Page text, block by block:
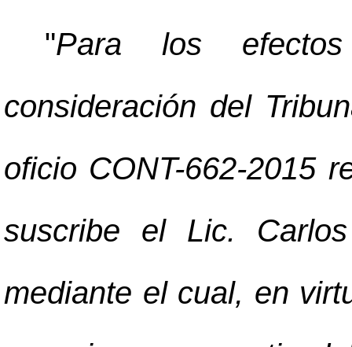
"Para los
consideración del
oficio CONT-662-2015
suscribe el Lic.
mediante el cual, en